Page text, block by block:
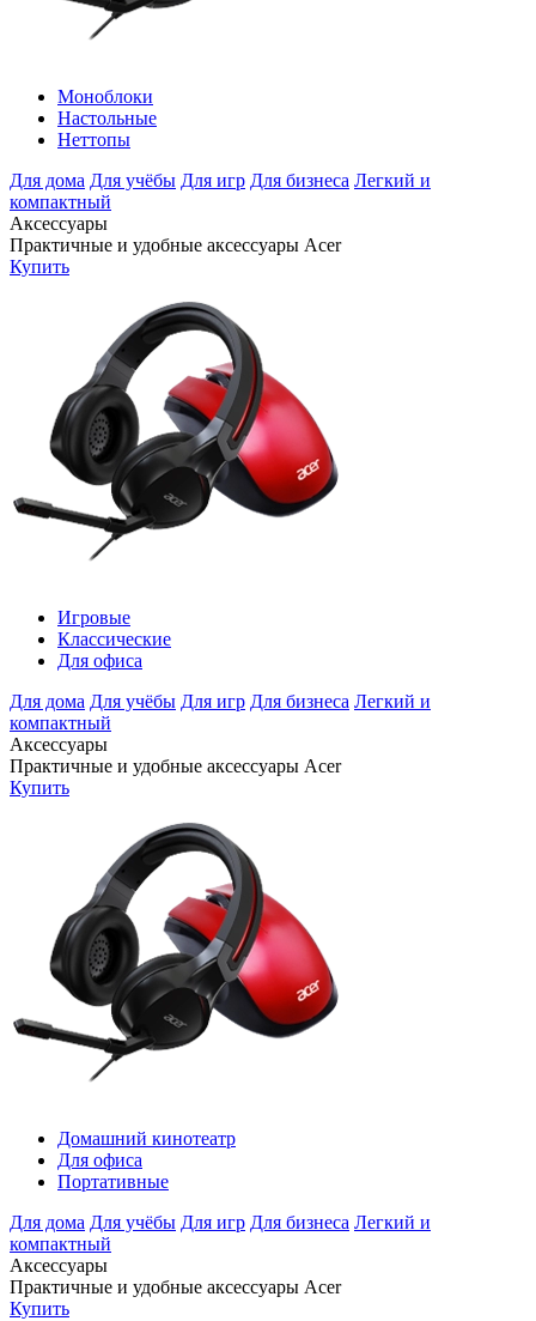
Моноблоки
Настольные
Неттопы
Для дома Для учёбы Для игр Для бизнеса Легкий и
компактный
Аксессуары
Практичные и удобные аксессуары Acer
Купить
Игровые
Классические
Для офиса
Для дома Для учёбы Для игр Для бизнеса Легкий и
компактный
Аксессуары
Практичные и удобные аксессуары Acer
Купить
Домашний кинотеатр
Для офиса
Портативные
Для дома Для учёбы Для игр Для бизнеса Легкий и
компактный
Аксессуары
Практичные и удобные аксессуары Acer
Купить